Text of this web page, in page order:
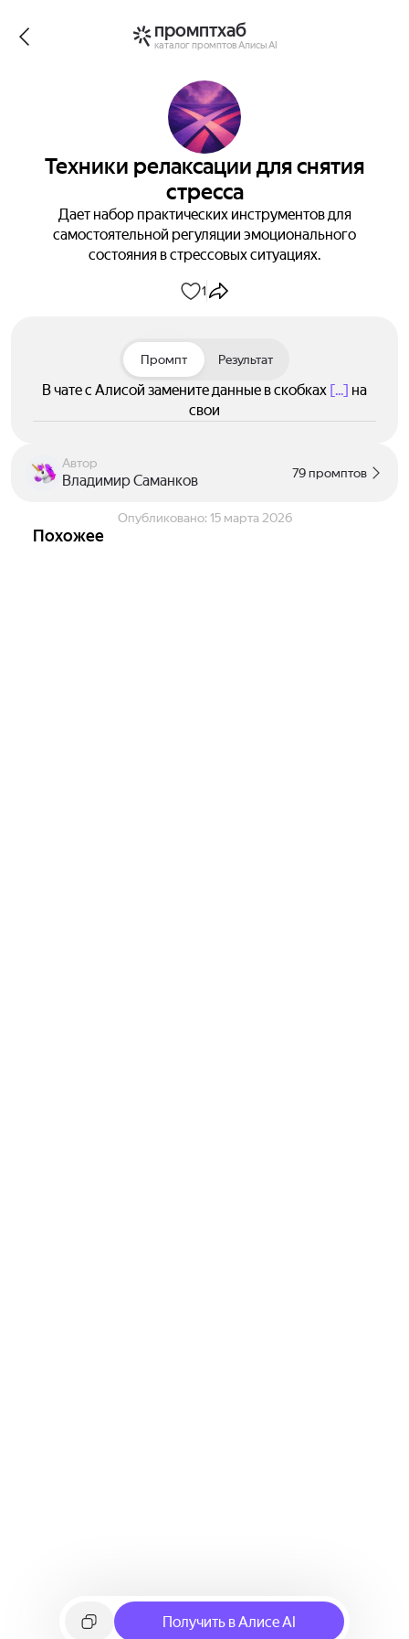
промптхаб
каталог промптов Алисы AI
Техники релаксации для снятия
стресса
Дает набор практических инструментов для
самостоятельной регуляции эмоционального
состояния в стрессовых ситуациях.
1
Промпт Результат
В чате с Алисой замените данные в скобках [...] на
свои
Автор
Владимир Саманков 79 промптов
Опубликовано: 15 марта 2026
Похожее
Получить в Алисе AI